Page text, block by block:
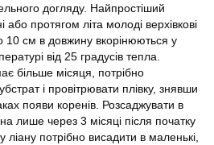
догляду. Найпростіший
або протягом літа молоді верхівкові
10 см в довжину вкорінюються у
від 25 градусів тепла.
більше місяця, потрібно
і провітрювати плівку, знявши
появи коренів. Розсаджувати в
лише через 3 місяці після початку
потрібно висадити в маленькі,